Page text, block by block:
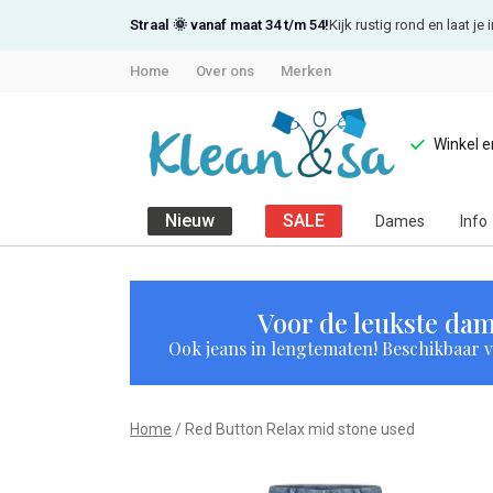
Straal 🌞 vanaf maat 34 t/m 54!Kijk rustig rond en laat je
Home Over ons Merken
Winkel
Nieuw SALE Dames Info
Relax
Voor de leukste
Ook jeans in lengtematen! Beschikbaar
Home Red Button Relax mid stone used